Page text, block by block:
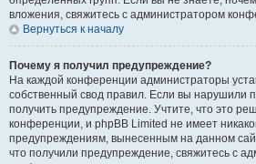
вложения, свяжитесь с администратором
Вернуться к началу
Почему я получил предупреждение?
На каждой конференции администраторы
собственный свод правил. Если вы нарушили
получить предупреждение. Учтите, что это
конференции, и phpBB Limited не имеет
предупреждениям, вынесенным на данном
что получили предупреждение, свяжитесь с